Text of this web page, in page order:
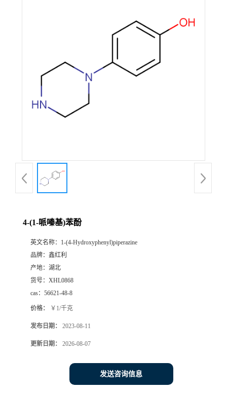
4-(1-哌嗪基)苯酚
英文名称： 1-(4-Hydroxyphenyl)piperazine
品牌： 鑫红利
产地： 湖北
货号： XHL0868
cas： 56621-48-8
价格： ￥1/千克
发布日期： 2023-08-11
更新日期： 2026-08-07
发送咨询信息